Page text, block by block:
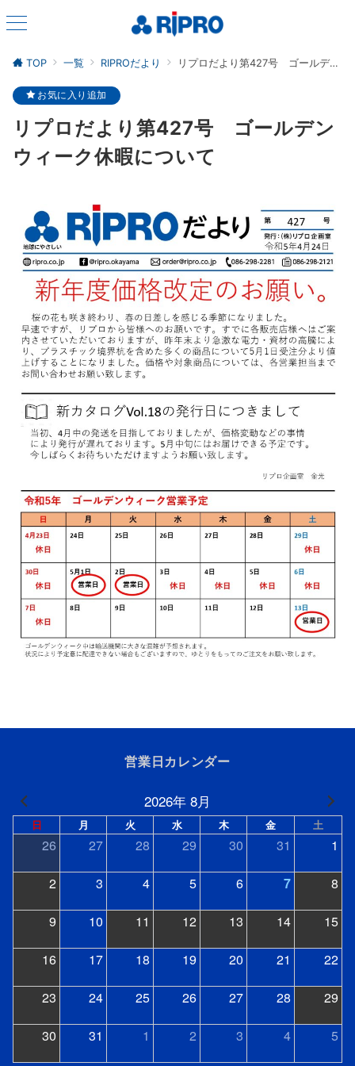
TOP 一覧 RIPROだより リプロだより第427号 ゴールデンウィーク休暇について
お気に入り追加
リプロだより第427号 ゴールデン
ウィーク休暇について
営業日カレンダー
2026年 8月
日 月 火 水 木 金 土
26 27 28 29 30 31 1
2 3 4 5 6 7 8
9 10 11 12 13 14 15
16 17 18 19 20 21 22
23 24 25 26 27 28 29
30 31 1 2 3 4 5